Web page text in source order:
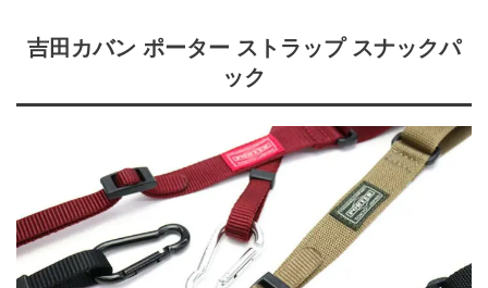
吉田カバン ポーター ストラップ スナックパ
ック